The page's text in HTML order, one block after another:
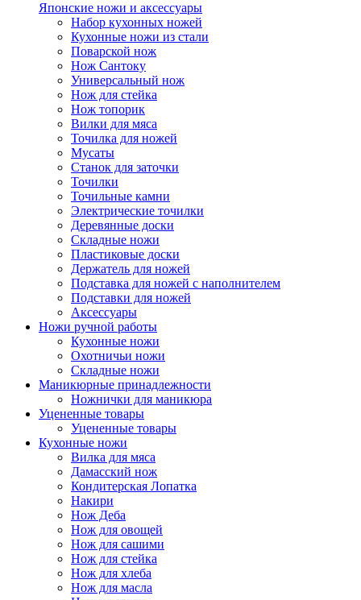
Японские ножи и аксессуары
Набор кухонных ножей
Кухонные ножи из стали
Поварской нож
Нож Сантоку
Универсальный нож
Нож для стейка
Нож топорик
Вилки для мяса
Точилка для ножей
Мусаты
Станок для заточки
Точилки
Точильные камни
Электрические точилки
Деревянные доски
Складные ножи
Пластиковые доски
Держатель для ножей
Подставка для ножей с наполнителем
Подставки для ножей
Аксессуары
Ножи ручной работы
Кухонные ножи
Охотничьи ножи
Складные ножи
Маникюрные принадлежности
Ножнички для маникюра
Уцененные товары
Уцененные товары
Кухонные ножи
Вилка для мяса
Дамасский нож
Кондитерская Лопатка
Накири
Нож Деба
Нож для овощей
Нож для сашими
Нож для стейка
Нож для хлеба
Нож для масла